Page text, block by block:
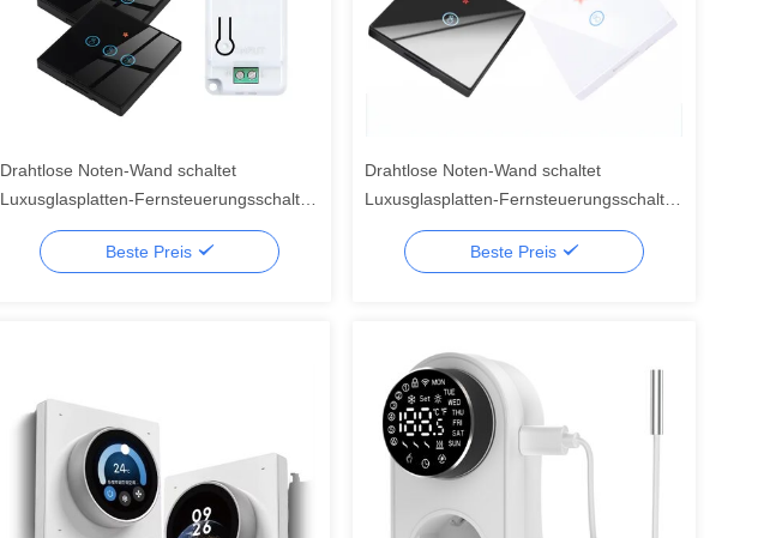
Drahtlose Noten-Wand schaltet
Luxusglasplatten-Fernsteuerungsschalter
der Satz-RF433 1gang
Beste Preis
Drahtlose Noten-Wand schaltet
Luxusglasplatten-Fernsteuerungsschalter
der Satz-RF433 1gang
Beste Preis